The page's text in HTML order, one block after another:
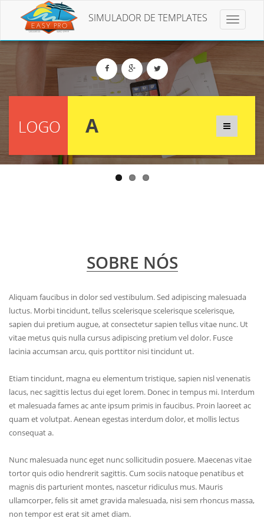
Toggle
SIMULADOR DE TEMPLATES